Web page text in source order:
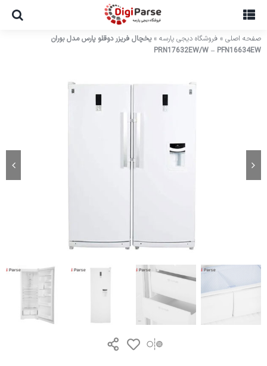
content
صفحه اصلی » فروشگاه دیجی پارسه »یخچال فریزر دوقلو پارس مدل بوران
PRN17632EW/W – PFN16634EW